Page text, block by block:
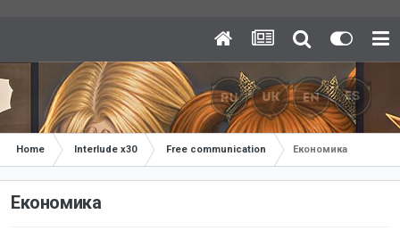
Home Interlude x30 Free communication Економика
Економика